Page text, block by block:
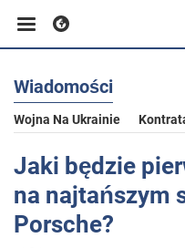
Biznes
Sport
Rozrywka
Wiadomości
Wojna Na Ukrainie
Jaki będzie
na najtańszym
Porsche?